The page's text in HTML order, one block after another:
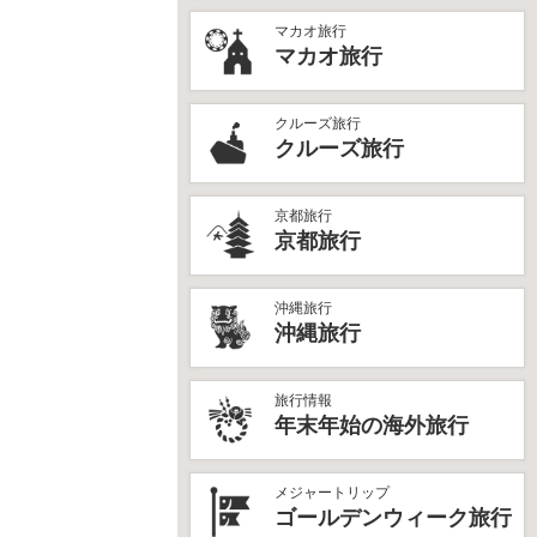
マカオ旅行
マカオ旅行
クルーズ旅行
クルーズ旅行
京都旅行
京都旅行
沖縄旅行
沖縄旅行
旅行情報
年末年始の海外旅行
メジャートリップ
ゴールデンウィーク旅行